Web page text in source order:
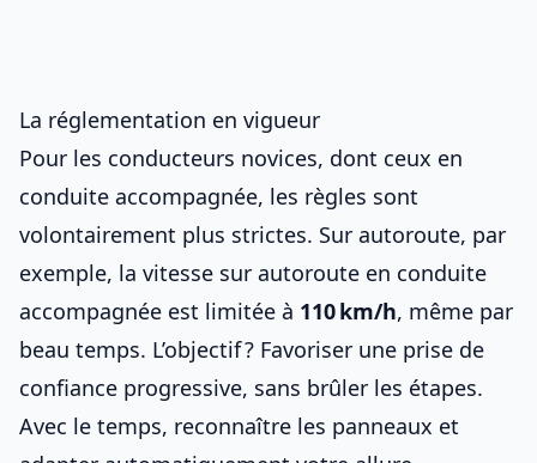
La réglementation en vigueur
Pour les conducteurs novices, dont ceux en
conduite accompagnée, les règles sont
volontairement plus strictes. Sur autoroute, par
exemple, la vitesse sur autoroute en conduite
accompagnée est limitée à 110 km/h, même par
beau temps. L’objectif ? Favoriser une prise de
confiance progressive, sans brûler les étapes.
Avec le temps, reconnaître les panneaux et